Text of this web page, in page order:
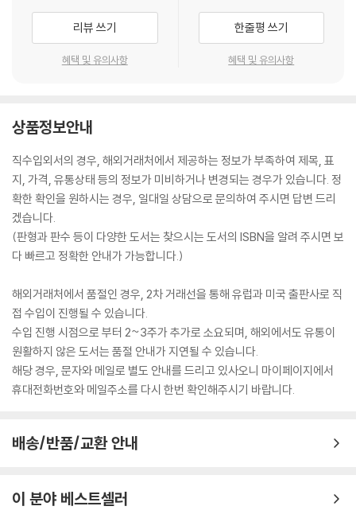
리뷰 쓰기
혜택 및 유의사항
한줄평 쓰기
혜택 및 유의사항
상품정보안내
직수입외서의 경우, 해외거래처에서 제공하는 정보가 부족하여 제목, 표
지, 가격, 유통상태 등의 정보가 미비하거나 변경되는 경우가 있습니다. 정
확한 확인을 원하시는 경우, 일대일 상담으로 문의하여 주시면 답변 드리
겠습니다.
(판형과 판수 등이 다양한 도서는 찾으시는 도서의 ISBN을 알려 주시면 보
다 빠르고 정확한 안내가 가능합니다.)
해외거래처에서 품절인 경우, 2차 거래선을 통해 유럽과 미국 출판사로 직
접 수입이 진행될 수 있습니다.
수입 진행 시점으로 부터 2~3주가 추가로 소요되며, 해외에서도 유통이
원활하지 않은 도서는 품절 안내가 지연될 수 있습니다.
해당 경우, 문자와 메일로 별도 안내를 드리고 있사오니 마이페이지에서
휴대전화번호와 메일주소를 다시 한번 확인해주시기 바랍니다.
배송/반품/교환 안내
이 분야 베스트셀러